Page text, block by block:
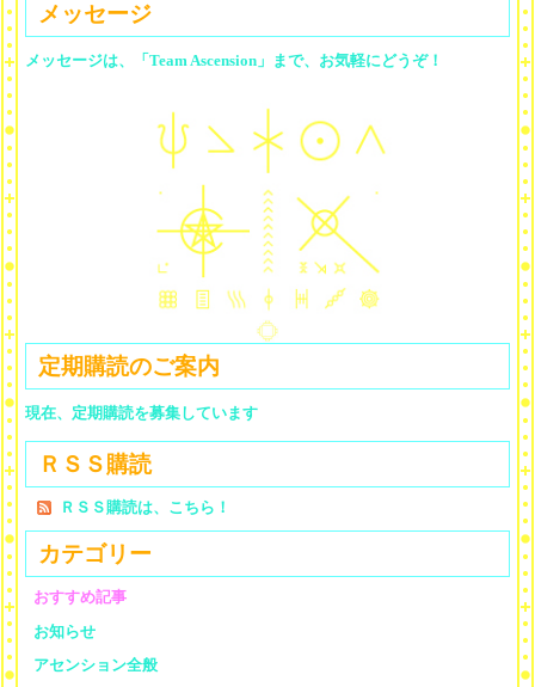
メッセージ
メッセージは、「Team Ascension」まで、お気軽にどうぞ！
定期購読のご案内
現在、定期購読を募集しています
ＲＳＳ購読
ＲＳＳ購読は、こちら！
カテゴリー
おすすめ記事
お知らせ
アセンション全般